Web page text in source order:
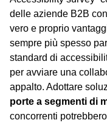
delle aziende B2B
vero e proprio
sempre più spesso
standard di
per avviare una
appalto. Adottare
porte a segmenti di
concorrenti